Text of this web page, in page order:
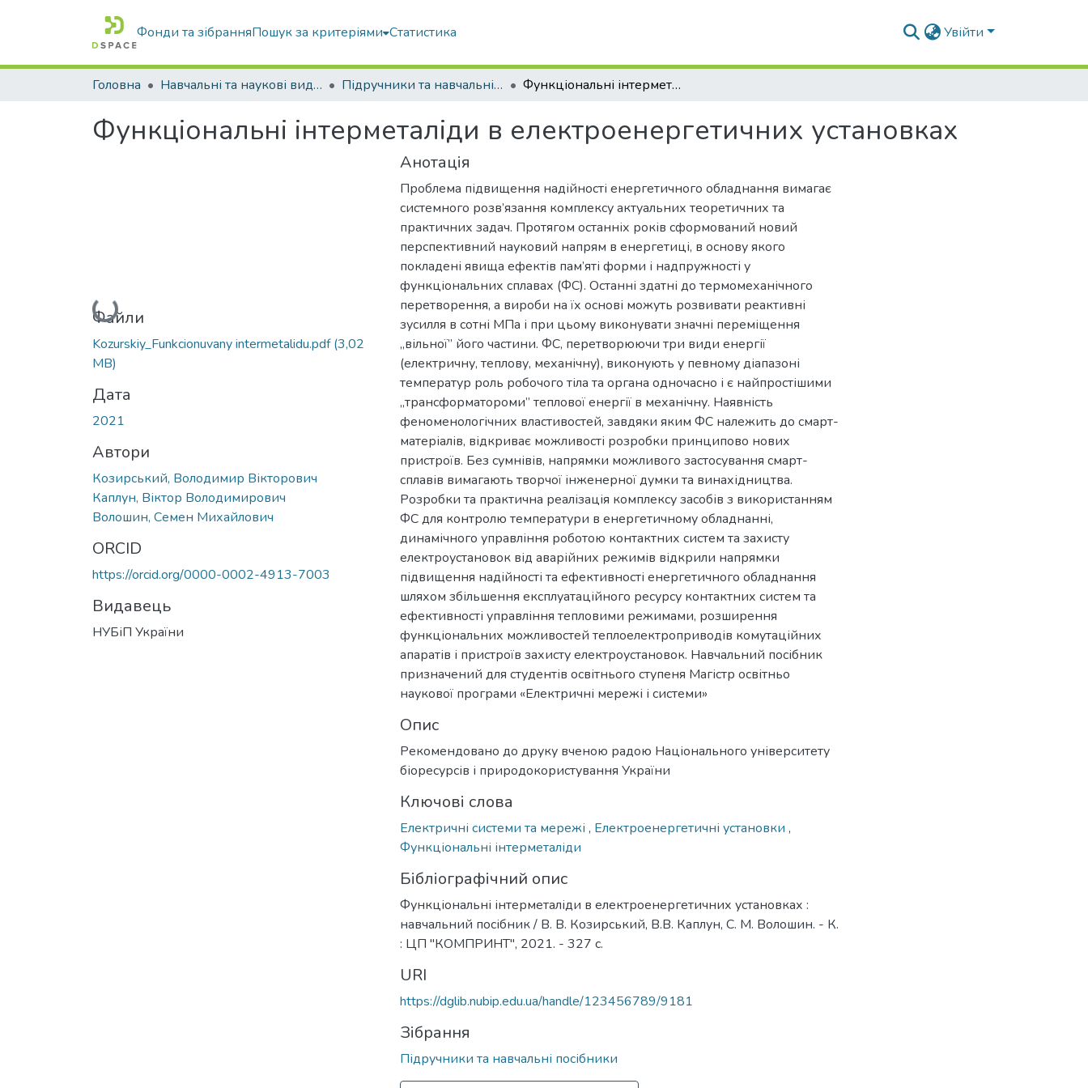
Фонди та зібранняПошук за критеріями Статистика Увійти
Головна Навчальні та наукові видання Підручники та навчальні посібники Функціональні інтерметаліди в електроенергетичних установках
Функціональні інтерметаліди в електроенергетичних установках
Вантажиться...
Файли
Kozurskiy_Funkcionuvany intermetalidu.pdf(3,02
MB)
Дата
2021
Автори
Козирський, Володимир Вікторович
Каплун, Віктор Володимирович
Волошин, Семен Михайлович
ORCID
https://orcid.org/0000-0002-4913-7003
Видавець
НУБіП України
Анотація
Проблема підвищення надійності енергетичного обладнання вимагає
системного розв’язання комплексу актуальних теоретичних та
практичних задач. Протягом останніх років сформований новий
перспективний науковий напрям в енергетиці, в основу якого
покладені явища ефектів пам’яті форми і надпружності у
функціональних сплавах (ФС). Останні здатні до термомеханічного
перетворення, а вироби на їх основі можуть розвивати реактивні
зусилля в сотні МПа і при цьому виконувати значні переміщення
„вільної” його частини. ФС, перетворюючи три види енергії
(електричну, теплову, механічну), виконують у певному діапазоні
температур роль робочого тіла та органа одночасно і є найпростішими
„трансформатороми” теплової енергії в механічну. Наявність
феноменологічних властивостей, завдяки яким ФС належить до смарт-
матеріалів, відкриває можливості розробки принципово нових
пристроїв. Без сумнівів, напрямки можливого застосування смарт-
сплавів вимагають творчої інженерної думки та винахідництва.
Розробки та практична реалізація комплексу засобів з використанням
ФС для контролю температури в енергетичному обладнанні,
динамічного управління роботою контактних систем та захисту
електроустановок від аварійних режимів відкрили напрямки
підвищення надійності та ефективності енергетичного обладнання
шляхом збільшення експлуатаційного ресурсу контактних систем та
ефективності управління тепловими режимами, розширення
функціональних можливостей теплоелектроприводів комутаційних
апаратів і пристроїв захисту електроустановок. Навчальний посібник
призначений для студентів освітнього ступеня Магістр освітньо
наукової програми «Електричні мережі і системи»
Опис
Рекомендовано до друку вченою радою Національного університету
біоресурсів і природокористування України
Ключові слова
Електричні системи та мережі , Електроенергетичні установки ,
Функціональні інтерметаліди
Бібліографічний опис
Функціональні інтерметаліди в електроенергетичних установках :
навчальний посібник / В. В. Козирський, В.В. Каплун, С. М. Волошин. - К.
: ЦП "КОМПРИНТ", 2021. - 327 с.
URI
https://dglib.nubip.edu.ua/handle/123456789/9181
Зібрання
Підручники та навчальні посібники